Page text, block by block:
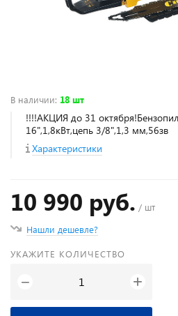
В наличии: 18 шт
!!!!АКЦИЯ до 31
16",1,8кВт,цепь 3/8",1,3 мм,56зв
Характеристики
10 990 руб. / шт
Нашли дешевле?
УКАЖИТЕ КОЛИЧЕСТВО
− +